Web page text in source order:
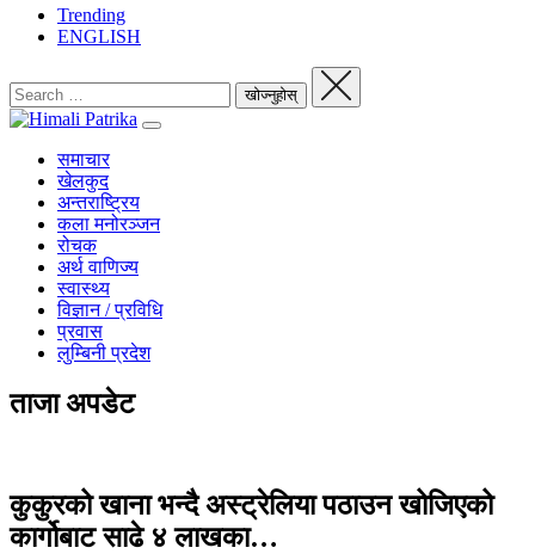
Trending
ENGLISH
समाचार
खेलकुद
अन्तराष्ट्रिय
कला मनोरञ्जन
रोचक
अर्थ वाणिज्य
स्वास्थ्य
विज्ञान / प्रविधि
प्रवास
लुम्बिनी प्रदेश
ताजा अपडेट
कुकुरको खाना भन्दै अस्ट्रेलिया पठाउन खोजिएको
कार्गोबाट साढे ४ लाखका…